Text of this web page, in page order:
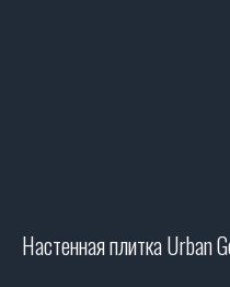
Настенная плитка Urban